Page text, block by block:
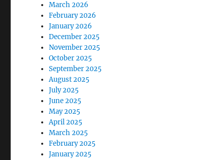
March 2026
February 2026
January 2026
December 2025
November 2025
October 2025
September 2025
August 2025
July 2025
June 2025
May 2025
April 2025
March 2025
February 2025
January 2025